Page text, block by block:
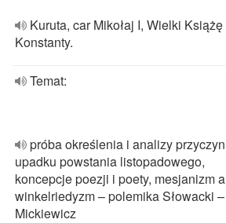
Kuruta, car Mikołaj I, Wielki Książę
Konstanty.
Temat:
próba określenia i analizy przyczyn
upadku powstania listopadowego,
koncepcje poezji i poety, mesjanizm a
winkelriedyzm – polemika Słowacki –
Mickiewicz